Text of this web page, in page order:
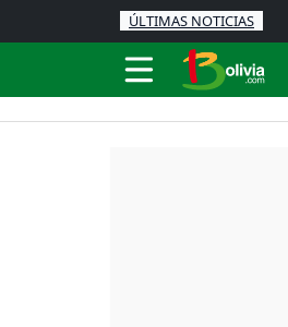
ÚLTIMAS NOTICIAS